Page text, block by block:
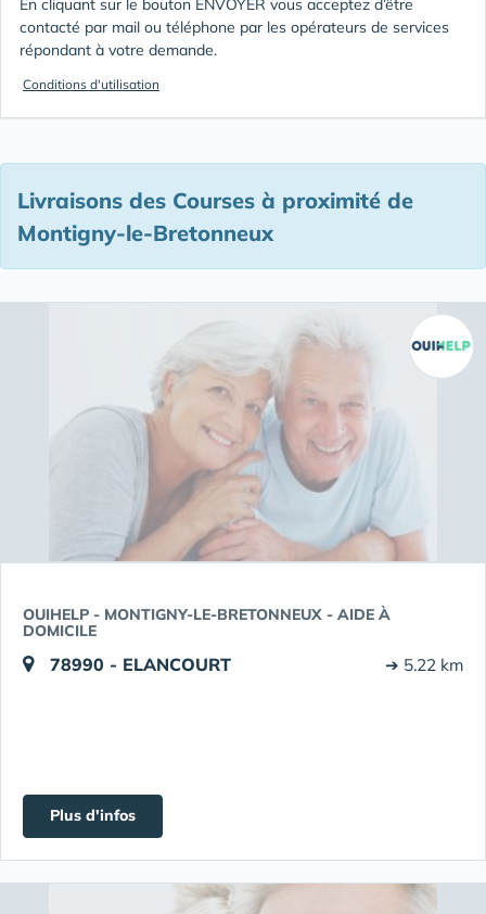
En cliquant sur le bouton ENVOYER vous acceptez d’être
contacté par mail ou téléphone par les opérateurs de services
répondant à votre demande.
Conditions d'utilisation
Livraisons des Courses à proximité de
Montigny-le-Bretonneux
OUIHELP - MONTIGNY-LE-BRETONNEUX - AIDE À
DOMICILE
78990 - ELANCOURT ➔ 5.22 km
Plus d'infos